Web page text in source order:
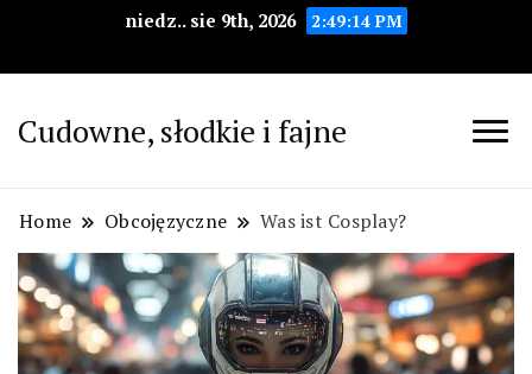
niedz.. sie 9th, 2026 2:49:16 PM
Cudowne, słodkie i fajne
Home Obcojęzyczne Was ist Cosplay?